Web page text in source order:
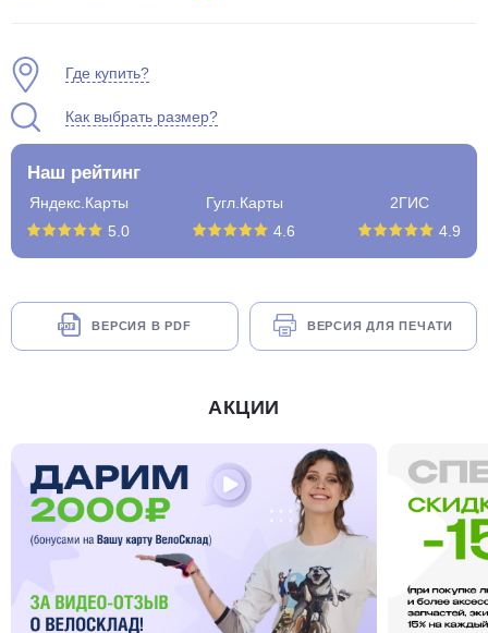
Где купить?
Как выбрать размер?
Наш рейтинг
Яндекс.Карты
5.0
Гугл.Карты
4.6
2ГИС
4.9
ВЕРСИЯ В PDF ВЕРСИЯ ДЛЯ ПЕЧАТИ
АКЦИИ